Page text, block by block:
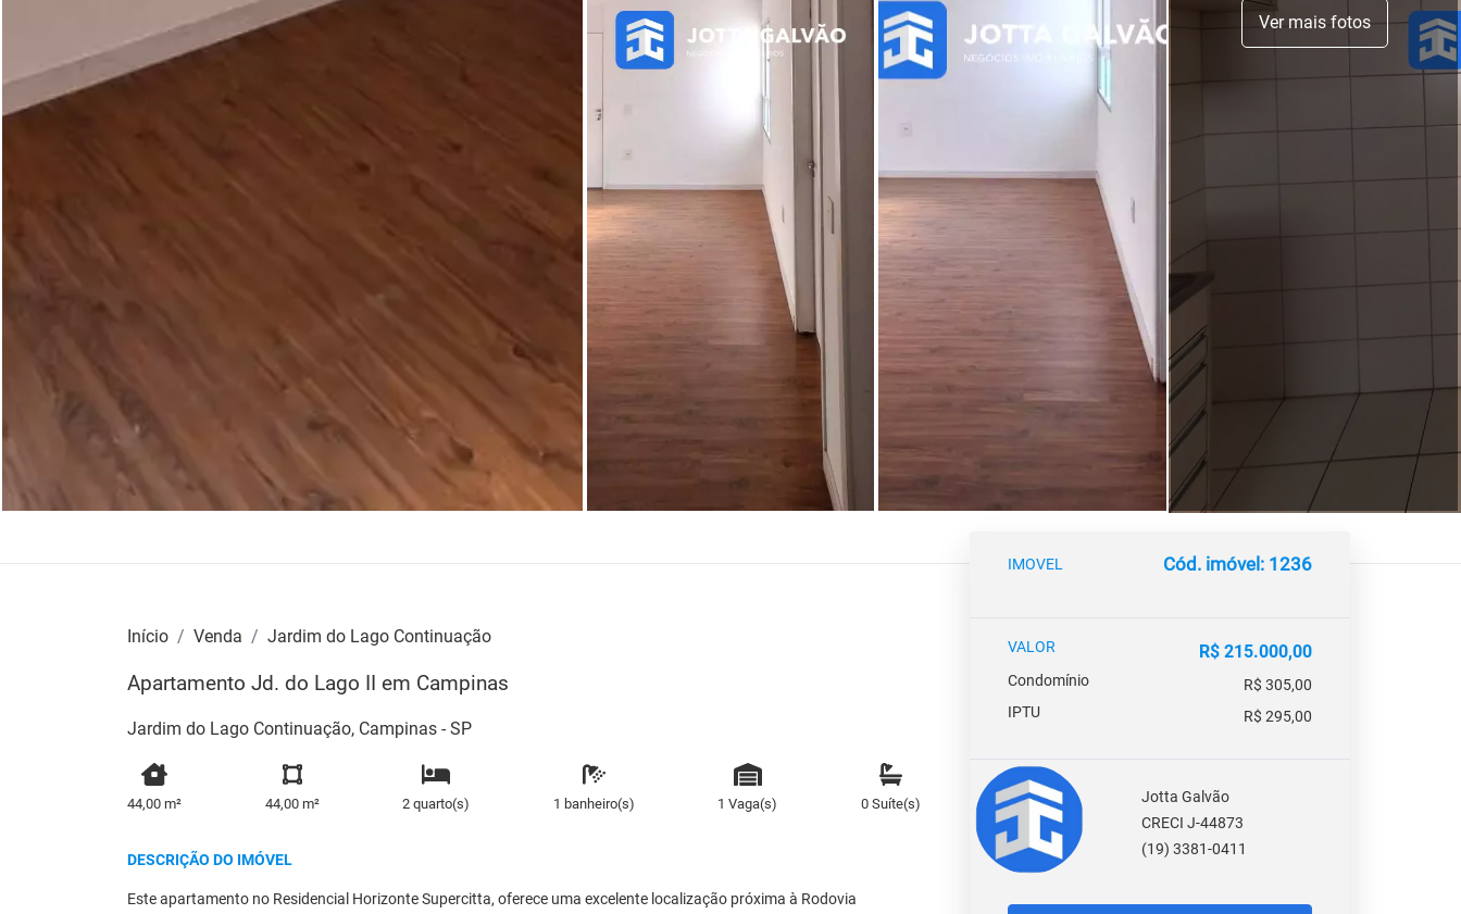
Ver mais fotos
Início Venda Jardim do Lago Continuação
Apartamento Jd. do Lago II em Campinas
Jardim do Lago Continuação, Campinas - SP
44,00 m² 44,00 m² 2 quarto(s) 1 banheiro(s) 1 Vaga(s) 0 Suíte(s)
DESCRIÇÃO DO IMÓVEL
Este apartamento no Residencial Horizonte Supercitta, oferece uma excelente localização próxima à Rodovia
IMOVEL Cód. imóvel: 1236
VALOR R$ 215.000,00
Condomínio
R$ 305,00
IPTU
R$ 295,00
Jotta Galvão
CRECI J-44873
(19) 3381-0411